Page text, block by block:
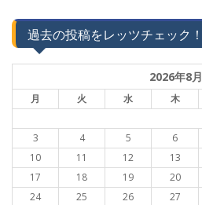
過去の投稿をレッツチェック！
2026年8月
月 火 水 木
3
4 5 6
10
11 12 13
17
18 19 20
24
25 26 27